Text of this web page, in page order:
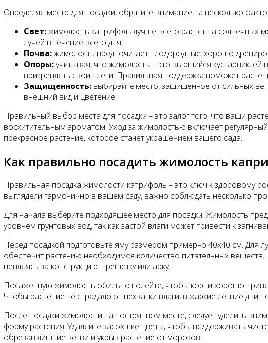
Определяя место для посадки, обратите внимание на несколько
Свет:жимолость каприфоль лучше всего растет на солнечных
лучей в течение всего дня.
Почва:жимолость предпочитает плодородные, хорошо
Опоры:учитывая, что жимолость – это вьющийся кустарник,
прикреплять свои плети. Правильная поддержка поможет
Защищенность: выбирайте место, защищенное от сильных
внешний вид и цветение.
Правильный выбор места для посадки – это залог того, что ваши
восхитительным ароматом. Уход за жимолостью включает
прекрасное растение, которое станет украшением вашего сада.
Как правильно посадить жимолость
Правильная посадка жимолости каприфоль – это ключ к здоровому
выглядели гармонично в вашем саду, важно соблюдать несколько
Для начала выберите подходящее место для посадки. Жимолость
уровнем грунтовых вод, так как застой влаги может привести к
Перед посадкой подготовьте яму размером примерно 40x40 см. Для
обеспечит растению необходимое количество питательных
цепляясь за конструкцию – решетку или арку.
Посаженную жимолость обильно полейте, чтобы корни хорошо
Чтобы растение не страдало от нехватки влаги, в жаркие летние
После посадки жимолости на постоянном месте, следует уделить
форму растения. Удаляйте засохшие цветы, чтобы поддерживать
обрезав лишние ветви и укрыв растение от морозов.